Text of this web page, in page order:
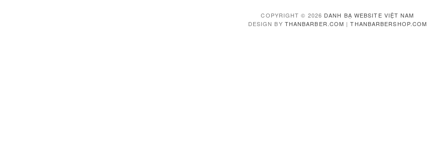
COPYRIGHT © 2026 DANH BẠ WEBSITE VIỆT NAM
DESIGN BY THANBARBER.COM |THANBARBERSHOP.COM